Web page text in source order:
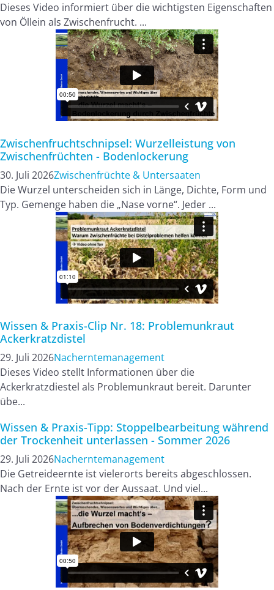
Dieses Video informiert über die wichtigsten Eigenschaften
von Öllein als Zwischenfrucht. ...
Zwischenfruchtschnipsel: Wurzelleistung von
Zwischenfrüchten - Bodenlockerung
30. Juli 2026Zwischenfrüchte & Untersaaten
Die Wurzel unterscheiden sich in Länge, Dichte, Form und
Typ. Gemenge haben die „Nase vorne“. Jeder ...
Wissen & Praxis-Clip Nr. 18: Problemunkraut
Ackerkratzdistel
29. Juli 2026Nacherntemanagement
Dieses Video stellt Informationen über die
Ackerkratzdiestel als Problemunkraut bereit. Darunter
übe...
Wissen & Praxis-Tipp: Stoppelbearbeitung während
der Trockenheit unterlassen - Sommer 2026
29. Juli 2026Nacherntemanagement
Die Getreideernte ist vielerorts bereits abgeschlossen.
Nach der Ernte ist vor der Aussaat. Und viel...